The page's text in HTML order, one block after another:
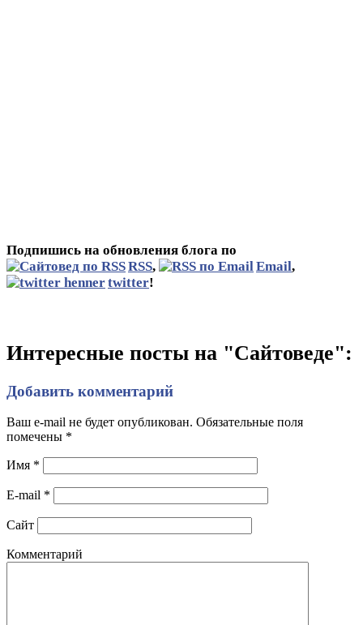
Подпишись на обновления блога по
RSS, Email,
twitter!
Интересные посты на "Сайтоведе":
Добавить комментарий
Ваш e-mail не будет опубликован. Обязательные поля
помечены *
Имя *
E-mail *
Сайт
Комментарий